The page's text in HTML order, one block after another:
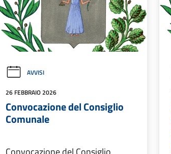
AVVISI
26 FEBBRAIO 2026
Convocazione del Consiglio
Comunale